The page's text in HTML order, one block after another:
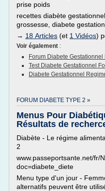
prise poids
recettes diabète
grossesse, diabete
→ 18 Articles (et 1 Vidéos)
Voir également :
Forum Diabete Gestationnel
Test Diabete Gestationnel
Diabete Gestationnel
FORUM DIABETE TYPE 2 »
Menus Pour
Résultats de
Diabète - Le régime
2
www.passeportsante.net/fr/
doc=diabete_diete
Menu type d'un jour -
alternatifs peuvent être